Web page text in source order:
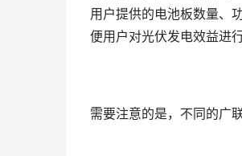
用户提供的电池板数量、
便用户对光伏发电效益进
需要注意的是，不同的广